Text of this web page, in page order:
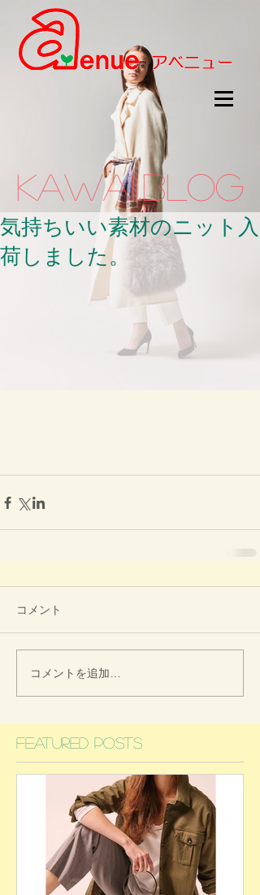
kawaii.BLOG
気持ちいい素材のニット入
荷しました。
コメント
コメントを追加…
Featured Posts